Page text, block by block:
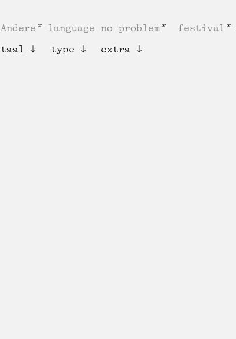
Andere language no problem festival
taal
type extra